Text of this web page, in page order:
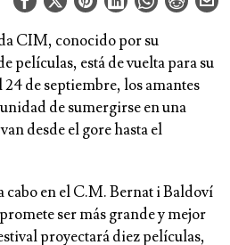
CIM, conocido por su
películas, está de vuelta para su
de septiembre, los amantes
de sumergirse en una
desde el gore hasta el
cabo en el C.M. Bernat i Baldoví
ser más grande y mejor
proyectará diez películas,